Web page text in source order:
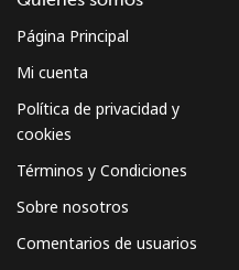
Página Principal
Mi cuenta
Política de privacidad y
cookies
Términos y Condiciones
Sobre nosotros
Comentarios de usuarios